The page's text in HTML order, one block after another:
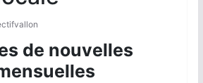
de nouvelles